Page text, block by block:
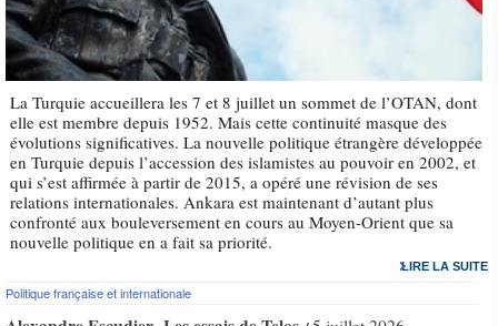
La Turquie accueillera les 7 et 8 juillet un sommet de l’OTAN, dont
elle est membre depuis 1952. Mais cette continuité masque des
évolutions significatives. La nouvelle politique étrangère développée
en Turquie depuis l’accession des islamistes au pouvoir en 2002, et
qui s’est affirmée à partir de 2015, a opéré une révision de ses
relations internationales. Ankara est maintenant d’autant plus
confronté aux bouleversement en cours au Moyen-Orient que sa
nouvelle politique en a fait sa priorité.
LIRE LA SUITE
Politique française et internationale